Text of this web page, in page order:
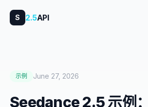
S 2.5API
示例 June 27, 2026
Seedance 2.5 示例